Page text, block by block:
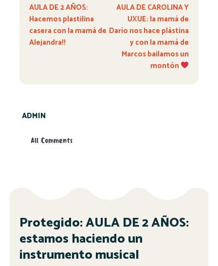
AULA DE 2 AÑOS:
Hacemos plastilina
casera con la mamá de
Alejandra!!
AULA DE CAROLINA Y
UXUE: la mamá de
Darío nos hace plástina
y con la mamá de
Marcos bailamos un
montón
ADMIN
All Comments
Protegido: AULA DE 2 AÑOS:
estamos haciendo un
instrumento musical